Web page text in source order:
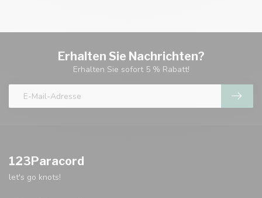
Erhalten Sie Nachrichten?
Erhalten Sie sofort 5 % Rabatt!
123Paracord
let's go knots!